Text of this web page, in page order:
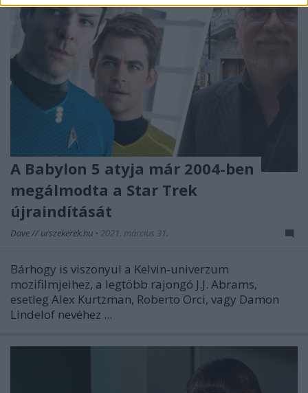
A Babylon 5 atyja már 2004-ben
megálmodta a Star Trek
újraindítását
Dave // urszekerek.hu • 2021. március 31.
Bárhogy is viszonyul a Kelvin-univerzum
mozifilmjeihez, a legtöbb rajongó J.J. Abrams,
esetleg Alex Kurtzman, Roberto Orci, vagy Damon
Lindelof nevéhez ...